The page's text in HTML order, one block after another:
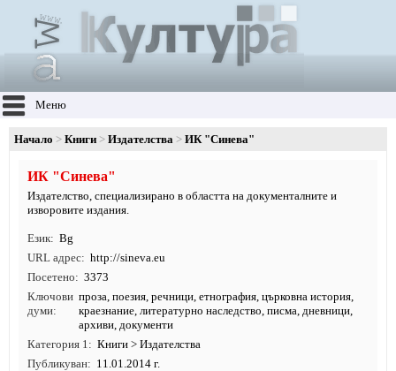
Меню
Начало Книги Издателства ИК "Синева"
ИК "Синева"
Издателство, специализирано в областта на документалните и
изворовите издания.
Език
Bg
URL адрес
http://sineva.eu
Посетено
3373
Ключови
думи
проза, поезия, речници, етнография, църковна история,
краезнание, литературно наследство, писма, дневници,
архиви, документи
Категория 1
Книги > Издателства
Публикуван
11.01.2014 г.